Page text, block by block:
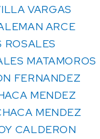
VARGAS
ARCE
ROSALES
MATAMOROS
FERNANDEZ
MENDEZ
MENDEZ
CALDERON